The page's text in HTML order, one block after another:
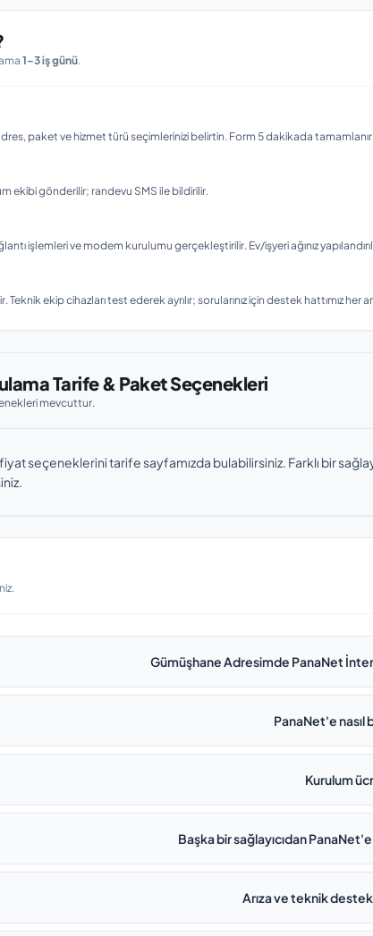
1–3 iş günü.
paket ve hizmet türü seçimlerinizi belirtin. Form 5 dakikada
ekibi gönderilir; randevu SMS ile bildirilir.
işlemleri ve modem kurulumu gerçekleştirilir. Ev/işyeri ağınız
Teknik ekip cihazları test ederek ayrılır; sorularınız için destek hattımız her
Tarife & Paket Seçenekleri
mevcuttur.
seçeneklerini tarife sayfamızda bulabilirsiniz. Farklı bir
Gümüşhane Adresimde PanaNet
PanaNet'e nasıl
Kurulum
Başka bir sağlayıcıdan
Arıza ve teknik destek